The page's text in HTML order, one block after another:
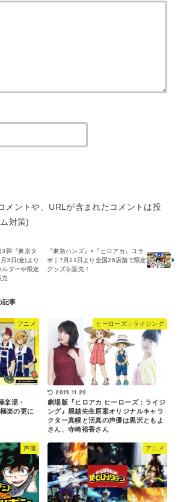
メントや、URLが含まれたコメントは投
対策)
『東急ハンズ』×『ヒロアカ』コラ
ボ｜7月21日より全国26店舗で限定
グッズを販売！
3弾『東京タ
3日(金)より
ルダーや限定
売
アニメ
楽湯・
楽の更に
ヒーローズ：ライジング
2019.11.20
劇場版『ヒロアカ ヒーローズ：ライジ
ング』堀越先生原案オリジナルキャラ
クター真幌と活真の声優は黒沢ともよ
さん、寺崎裕香さん
声優 アニメ